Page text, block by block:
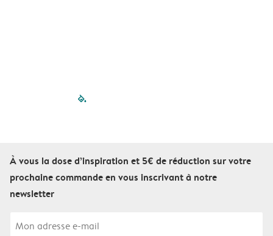
filled-pagination
À vous la dose d’inspiration et 5€ de réduction sur votre
prochaine commande en vous inscrivant à notre
newsletter